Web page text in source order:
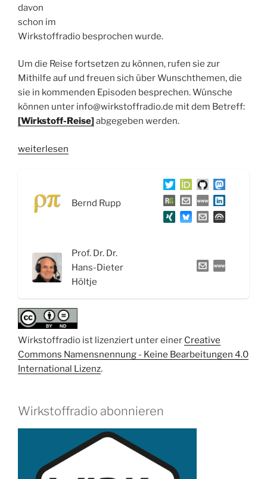
davon
schon im
Wirkstoffradio besprochen wurde.
Um die Reise fortsetzen zu können, rufen sie zur
Mithilfe auf und freuen sich über Wunschthemen, die
sie in kommenden Episoden besprechen. Wünsche
können unter info@wirkstoffradio.de mit dem Betreff:
[Wirkstoff-Reise] abgegeben werden.
„WSR046
Wirkstoffen:
Wirkstofftage
weiterlesen
Bernd Rupp
Prof. Dr. Dr.
Hans-Dieter
Höltje
Wirkstoffradio ist lizenziert unter einer Creative
Commons Namensnennung - Keine Bearbeitungen 4.0
International Lizenz.
Wirkstoffradio abonnieren